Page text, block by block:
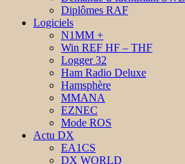
Diplômes RAF
Logiciels
N1MM +
Win REF HF – THF
Logger 32
Ham Radio Deluxe
Hamsphère
MMANA
EZNEC
Mode ROS
Actu DX
EA1CS
DX WORLD